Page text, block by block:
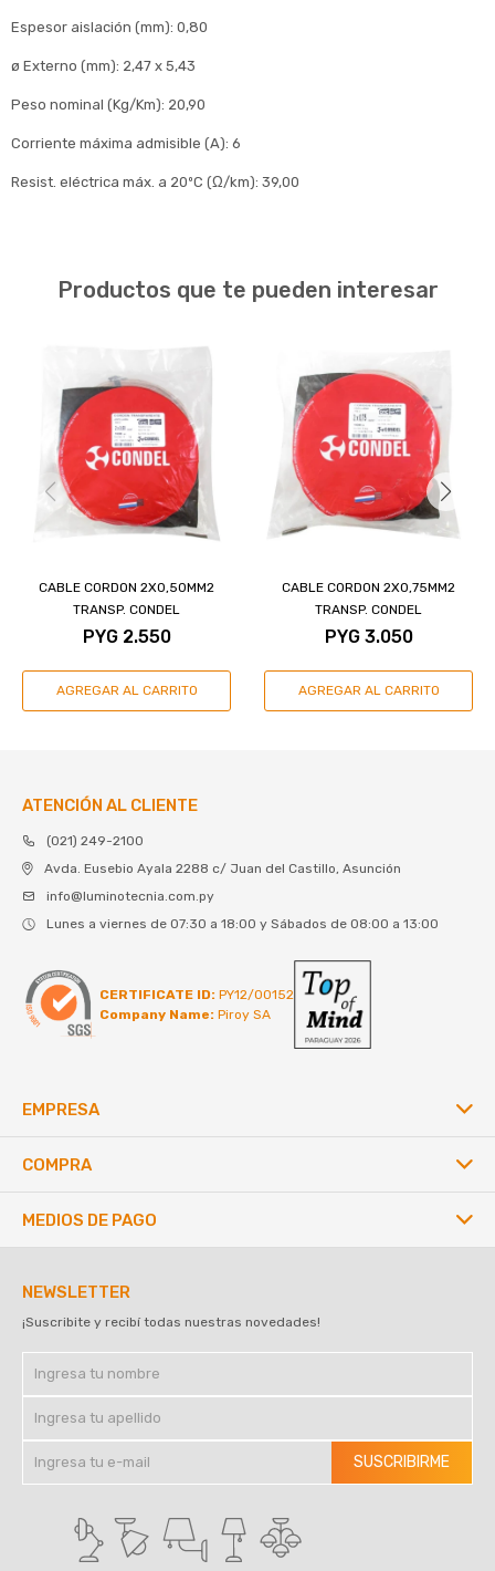
Espesor aislación (mm): 0,80
ø Externo (mm): 2,47 x 5,43
Peso nominal (Kg/Km): 20,90
Corriente máxima admisible (A): 6
Resist. eléctrica máx. a 20ºC (Ω/km): 39,00
Productos que te pueden interesar
CABLE CORDON 2X0,50MM2
TRANSP. CONDEL
PYG 2.550
CABLE CORDON 2X0,75MM2
TRANSP. CONDEL
PYG 3.050
ATENCIÓN AL CLIENTE
(021) 249-2100
Avda. Eusebio Ayala 2288 c/ Juan del Castillo, Asunción
info@luminotecnia.com.py
Lunes a viernes de 07:30 a 18:00 y Sábados de 08:00 a 13:00
CERTIFICATE ID: PY12/00152
Company Name: Piroy SA
EMPRESA
COMPRA
NEWSLETTER
¡Suscribite y recibí todas nuestras novedades!
SUSCRIBIRME
MEDIOS DE PAGO